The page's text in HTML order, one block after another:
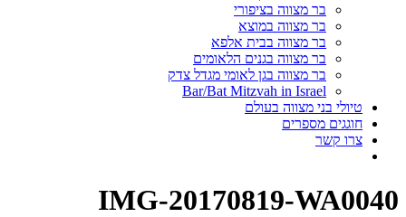
בר מצווה בציפורי
בר מצווה במוצא
בר מצווה בבית אלפא
בר מצווה בגנים הלאומים
בר מצווה בגן לאומי מגדל צדק
Bar/Bat Mitzvah in Israel
טיולי בני מצווה בעולם
חוגגים מספרים
צרו קשר
IMG-20170819-WA0040